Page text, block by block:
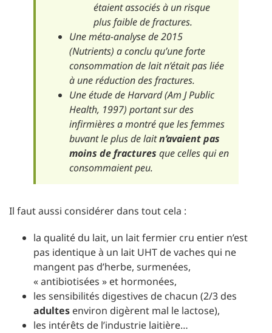
étaient associés à un risque
plus faible de fractures.
Une méta-analyse de 2015
(Nutrients) a conclu qu’une forte
consommation de lait n’était pas liée
à une réduction des fractures.
Une étude de Harvard (Am J Public
Health, 1997) portant sur des
infirmières a montré que les femmes
buvant le plus de laitn’avaient pas
moins de fractures que celles qui en
consommaient peu.
Il faut aussi considérer dans tout cela :
la qualité du lait, un lait fermier cru entier n’est
pas identique à un lait UHT de vaches qui ne
mangent pas d’herbe, surmenées,
« antibiotisées » et hormonées,
les sensibilités digestives de chacun (2/3 des
adultes environ digèrent mal le lactose),
les intérêts de l’industrie laitière…